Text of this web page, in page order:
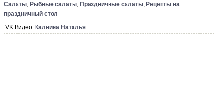
Салаты, Рыбные салаты, Праздничные салаты, Рецепты на
праздничный стол
VK Видео: Калнина Наталья